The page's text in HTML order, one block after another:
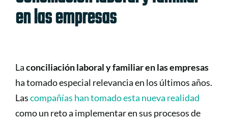
en las empresas
Laconciliación laboral y familiar en las empresas
ha tomado especial relevancia en los últimos años.
Lascompañías han tomado esta nueva realidad
como un reto a implementar en sus procesos de